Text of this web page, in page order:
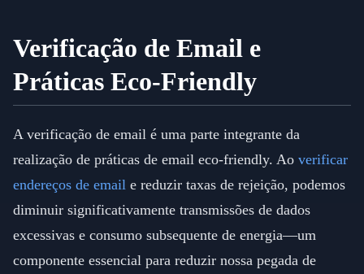
Verificação de Email e
Práticas Eco-Friendly
A verificação de email é uma parte integrante da
realização de práticas de email eco-friendly. Ao verificar
endereços de email e reduzir taxas de rejeição, podemos
diminuir significativamente transmissões de dados
excessivas e consumo subsequente de energia—um
componente essencial para reduzir nossa pegada de